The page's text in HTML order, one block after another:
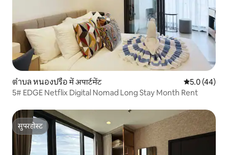
ตำบล หนองปรือ में अपार्टमेंट औसत रेटिंग 5
5.0 (44)
5# EDGE Netflix Digital Nomad Long Stay Month Rent
सुपरहोस्ट
सुपरहोस्ट